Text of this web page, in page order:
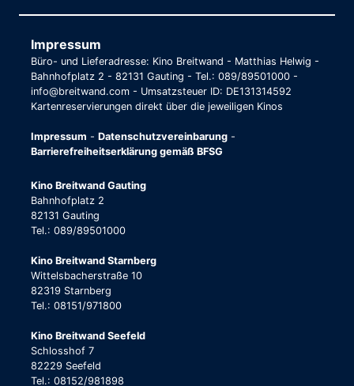
Impressum
Büro- und Lieferadresse: Kino Breitwand - Matthias Helwig -
Bahnhofplatz 2 - 82131 Gauting - Tel.: 089/89501000 -
info@breitwand.com - Umsatzsteuer ID: DE131314592
Kartenreservierungen direkt über die jeweiligen Kinos
Impressum - Datenschutzvereinbarung -
Barrierefreiheitserklärung gemäß BFSG
Kino Breitwand Gauting
Bahnhofplatz 2
82131 Gauting
Tel.: 089/89501000
Kino Breitwand Starnberg
Wittelsbacherstraße 10
82319 Starnberg
Tel.: 08151/971800
Kino Breitwand Seefeld
Schlosshof 7
82229 Seefeld
Tel.: 08152/981898